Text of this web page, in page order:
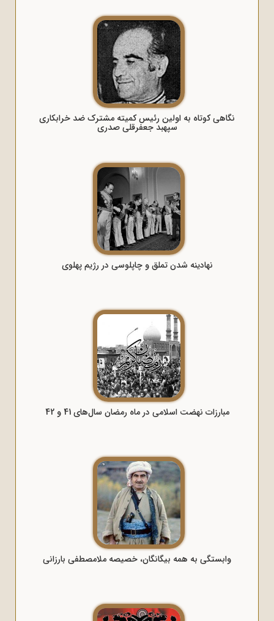
نگاهی کوتاه به اولین رئیس کمیته مشترک ضد خرابکاری
سپهبد جعفرقلی صدری
نهادینه شدن تملق و چاپلوسی در رژیم پهلوی
مبارزات نهضت اسلامی در ماه رمضان سال‌های 41 و 42
وابستگی به همه بیگانگان، خصیصه ملامصطفی بارزانی